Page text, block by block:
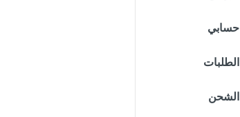
حسابي
الطلبات
الشحن